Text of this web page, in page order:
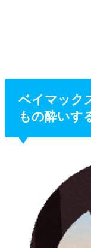
ベイマック
もの酔いす